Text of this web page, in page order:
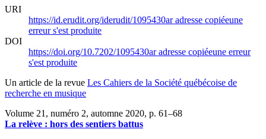
URI
https://id.erudit.org/iderudit/1095430aradresse copiéeune
erreur s'est produite
DOI
https://doi.org/10.7202/1095430aradresse copiéeune erreur
s'est produite
Un article de la revue Les Cahiers de la Société québécoise de
recherche en musique
Volume 21, numéro 2, automne 2020, p. 61–68
La relève : hors des sentiers battus